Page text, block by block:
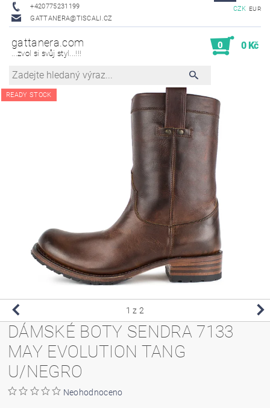
+420775231199
GATTANERA@TISCALI.CZ
CZK EUR
gattanera.com
...zvol si svůj styl...!!!
0 0 Kč
READY STOCK
1 z 2
DÁMSKÉ BOTY SENDRA 7133
MAY EVOLUTION TANG
U/NEGRO
Neohodnoceno